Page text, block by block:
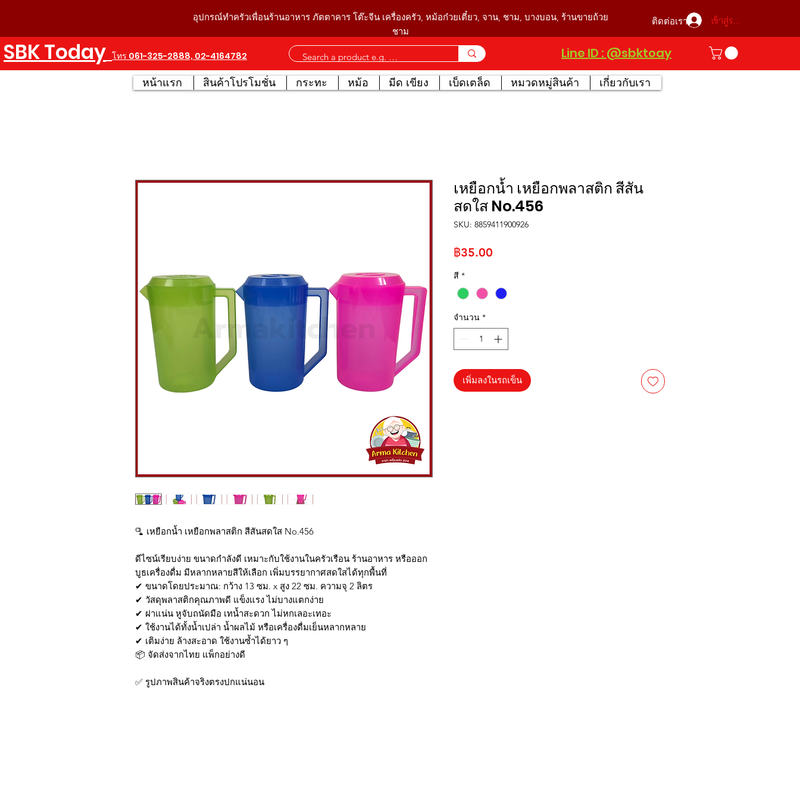
อุปกรณ์ทำครัวเพื่อนร้านอาหาร ภัตตาคาร โต๊ะจีน เครื่องครัว, หม้อก๋วยเตี๋ยว, จาน, ชาม, บางบอน, ร้านขายถ้วย
ชาม
เข้าสู่ระบบ
ติดต่อเรา
SBK Today โทร 061-325-2888, 02-4164782 Line ID : @sbktoay
หน้าแรก สินค้าโปรโมชั่น กระทะ หม้อ มีด เขียง เบ็ดเตล็ด หมวดหมู่สินค้า เกี่ยวกับเรา
🫗 เหยือกน้ำ เหยือกพลาสติก สีสันสดใส No.456
ดีไซน์เรียบง่าย ขนาดกำลังดี เหมาะกับใช้งานในครัวเรือน ร้านอาหาร หรือออก
บูธเครื่องดื่ม มีหลากหลายสีให้เลือก เพิ่มบรรยากาศสดใสได้ทุกพื้นที่
✔ ขนาดโดยประมาณ: กว้าง 13 ซม. x สูง 22 ซม. ความจุ 2 ลิตร
✔ วัสดุพลาสติกคุณภาพดี แข็งแรง ไม่บางแตกง่าย
✔ ฝาแน่น หูจับถนัดมือ เทน้ำสะดวก ไม่หกเลอะเทอะ
✔ ใช้งานได้ทั้งน้ำเปล่า น้ำผลไม้ หรือเครื่องดื่มเย็นหลากหลาย
✔ เติมง่าย ล้างสะอาด ใช้งานซ้ำได้ยาว ๆ
📦 จัดส่งจากไทย แพ็กอย่างดี
✅ รูปภาพสินค้าจริงตรงปกแน่นอน
เหยือกน้ำ เหยือกพลาสติก สีสัน
สดใส No.456
SKU: 8859411900926
฿35.00
สี *
จำนวน *
เพิ่มลงในรถเข็น